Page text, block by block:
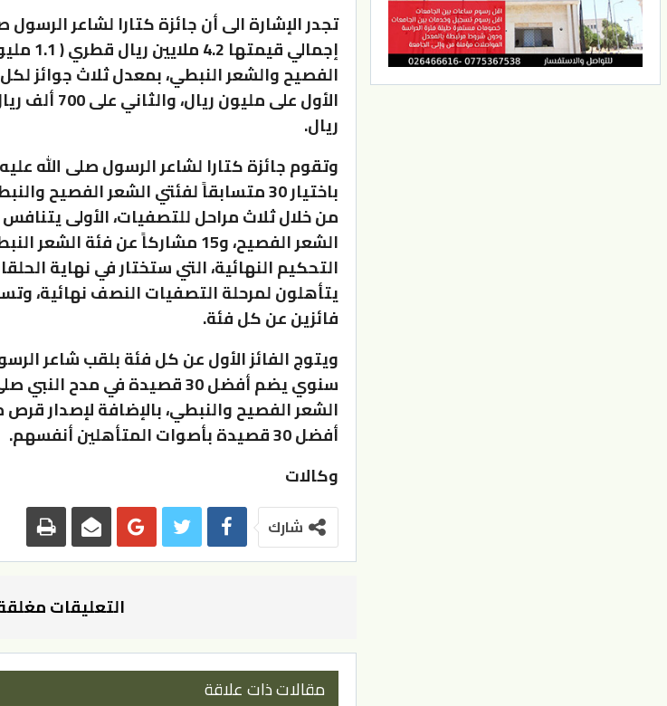
تجدر الإشارة الى أن جائزة كتارا لشاعر
إجمالي
الفصيح والشعر النبطي، بمعدل ثلاث جوائز
ريال.
وتقوم جائزة كتارا لشاعر الرسول صلى الله
باختيار 30 متسابقاً لفئتي الشعر
الشعر الفصيح، و15 مشاركاً عن فئة
فائزين عن كل فئة.
ويتوج الفائز الأول عن كل فئة بلقب شاعر
سنوي يضم أفضل 30 قصيدة في
الشعر الفصيح والنبطي، بالإضافة لإصدار
أفضل 30 قصيدة بأصوات المتأهلين أنفسهم.
وكالات
شارك
التعليقات
مقالات ذات علاقة